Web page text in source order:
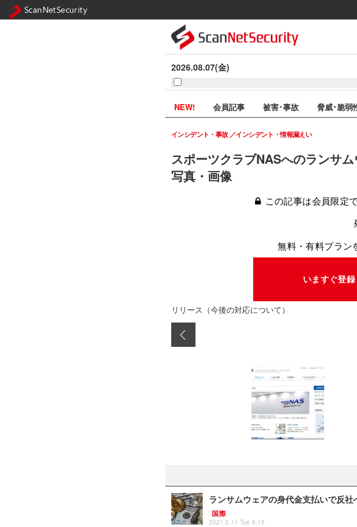
2026.08.07(金)
NEW! 会員記事 被害･事故 脅威･脆弱
スポーツクラブNASへのランサ
写真・画像
インシデント・事故 インシデント・情報漏えい
この記事は会員限定
無料・有料プラン
いますぐ登録
リリース（今後の対応について）
ランサムウェアの身代金支払いで反
国際
2021.5.11 Tue 8:15
ScanNetSecurity